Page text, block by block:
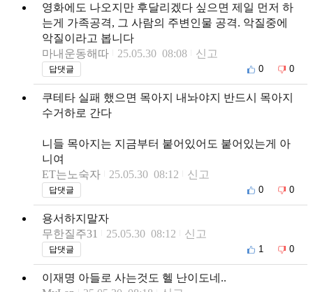
영화에도 나오지만 후달리겠다 싶으면 제일 먼저 하
는게 가족공격, 그 사람의 주변인물 공격. 악질중에
악질이라고 봅니다
마내운동해따
25.05.30 08:08 신고
답댓글 0 0
쿠테타 실패 했으면 목아지 내놔야지 반드시 목아지
수거하로 간다
니들 목아지는 지금부터 붙어있어도 붙어있는게 아
니여
ET는노숙자
25.05.30 08:12 신고
답댓글 0 0
용서하지말자
무한질주31
25.05.30 08:12 신고
답댓글 1 0
이재명 아들로 사는것도 헬 난이도네..